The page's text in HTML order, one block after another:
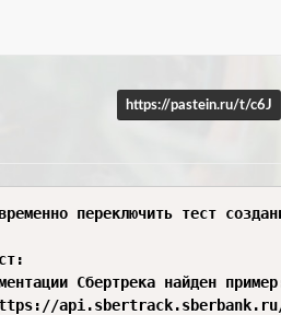
https://pastein.ru/t/c6J
переключить тест
Сбертрека найден
https://